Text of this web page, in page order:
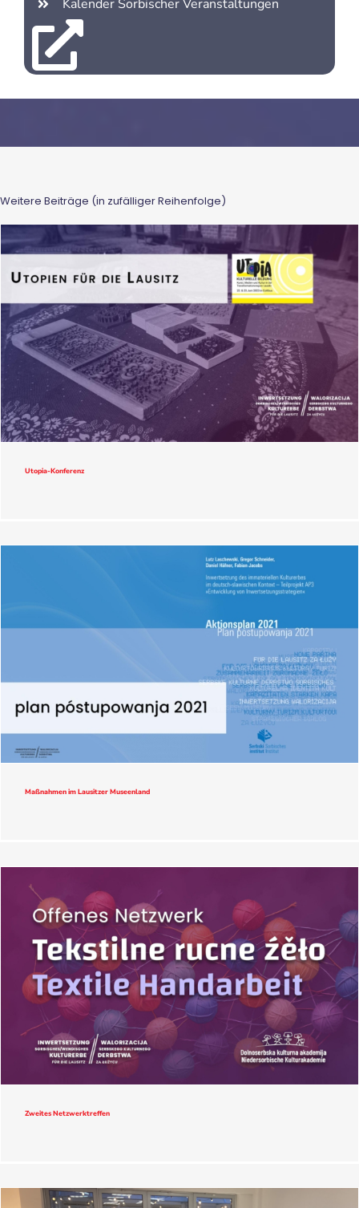
Kalender Sorbischer Veranstaltungen
Weitere Beiträge (in zufälliger Reihenfolge)
Utopia-Konferenz
Maßnahmen im Lausitzer Museenland
Zweites Netzwerktreffen